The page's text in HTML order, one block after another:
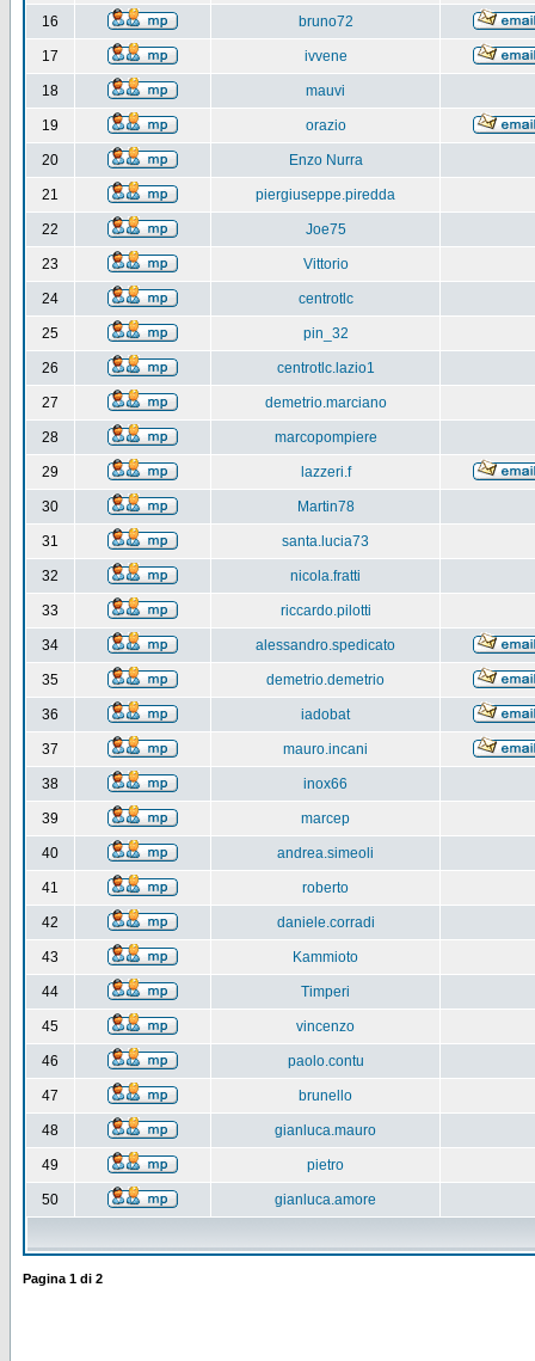
16 bruno72
17 ivvene
18 mauvi
19 orazio
20 Enzo Nurra
21 piergiuseppe.piredda
22 Joe75
23 Vittorio
24 centrotlc
25 pin_32
26 centrotlc.lazio1
27 demetrio.marciano
28 marcopompiere
29 lazzeri.f
30 Martin78
31 santa.lucia73
32 nicola.fratti
33 riccardo.pilotti
34 alessandro.spedicato
35 demetrio.demetrio
36 iadobat
37 mauro.incani
38 inox66
39 marcep
40 andrea.simeoli
41 roberto
42 daniele.corradi
43 Kammioto
44 Timperi
45 vincenzo
46 paolo.contu
47 brunello
48 gianluca.mauro
49 pietro
50 gianluca.amore
Pagina 1 di 2